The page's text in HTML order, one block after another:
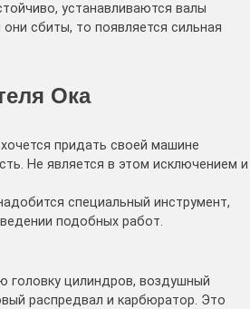
устанавливаются валы
сбиты, то появляется сильная
Ока
придать своей машине
Не является в этом исключением и
специальный инструмент,
подобных работ.
головку цилиндров, воздушный
распредвал и карбюратор. Это